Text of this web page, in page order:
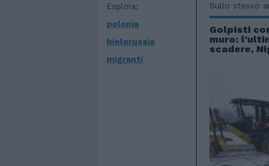
Esplora:
polonia
bielorussia
migranti
Sullo stesso
Golpisti
muro:
scadere,